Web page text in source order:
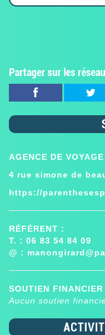
Partager sur les
AGENCE DE
4 rue simone de
https://
RÉFÉRENT :
T. : 06 83 54 84 09
@ :
SOUTIEN FINANCIER
Aucun soutien